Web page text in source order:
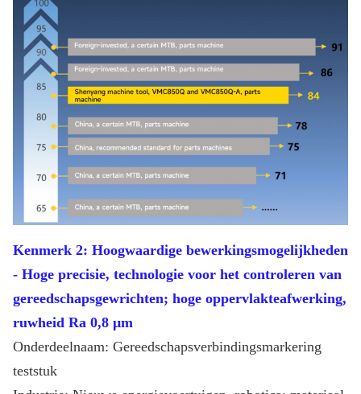
Kenmerk 2: Hoogwaardige bewerkingsmogelijkheden
- Hoge precisie, technologie voor het controleren van
gereedschapsgewrichten; hoge oppervlakteafwerking,
ruwheid Ra 0,8 μm
Onderdeelnaam: Gereedschapsverbindingsmarkering
teststuk